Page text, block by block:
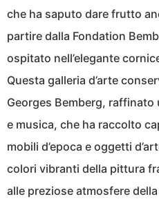
che ha saputo dare frutto
partire dalla Fondation
ospitato nell’elegante
Questa galleria d’arte
Georges Bemberg,
e musica, che ha raccolto
mobili d’epoca e oggetti
colori vibranti della pittura
alle preziose atmosfere della